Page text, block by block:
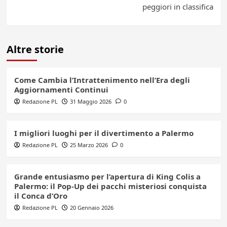
peggiori in classifica
Altre storie
Come Cambia l’Intrattenimento nell’Era degli
Aggiornamenti Continui
Redazione PL 31 Maggio 2026 0
I migliori luoghi per il divertimento a Palermo
Redazione PL 25 Marzo 2026 0
Grande entusiasmo per l’apertura di King Colis a
Palermo: il Pop-Up dei pacchi misteriosi conquista
il Conca d’Oro
Redazione PL 20 Gennaio 2026